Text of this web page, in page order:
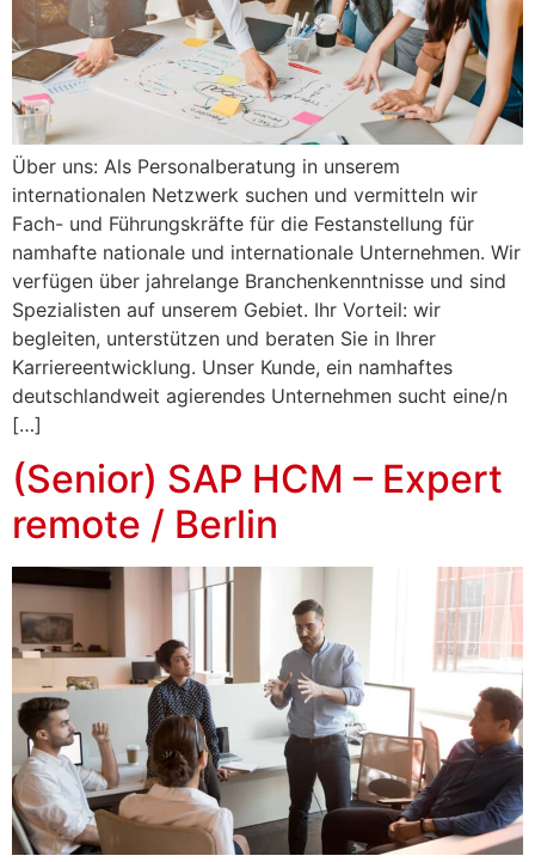
Über uns: Als Personalberatung in unserem
internationalen Netzwerk suchen und vermitteln wir
Fach- und Führungskräfte für die Festanstellung für
namhafte nationale und internationale Unternehmen. Wir
verfügen über jahrelange Branchenkenntnisse und sind
Spezialisten auf unserem Gebiet. Ihr Vorteil: wir
begleiten, unterstützen und beraten Sie in Ihrer
Karriereentwicklung. Unser Kunde, ein namhaftes
deutschlandweit agierendes Unternehmen sucht eine/n
[…]
(Senior) SAP HCM – Expert
remote / Berlin